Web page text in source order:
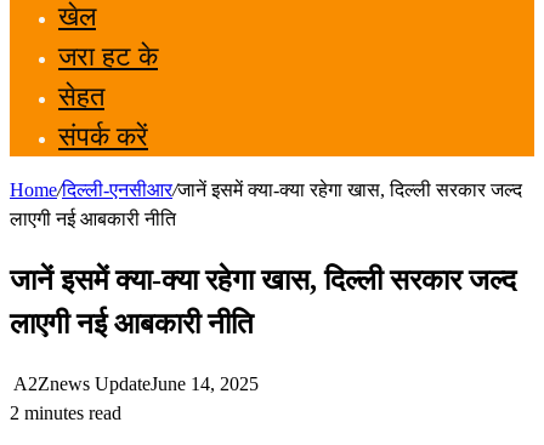
खेल
जरा हट के
सेहत
संपर्क करें
Home/दिल्ली-एनसीआर/जानें इसमें क्या-क्या रहेगा खास, दिल्ली सरकार जल्द
लाएगी नई आबकारी नीति
जानें इसमें क्या-क्या रहेगा खास, दिल्ली सरकार जल्द
लाएगी नई आबकारी नीति
A2Znews UpdateJune 14, 2025
2 minutes read